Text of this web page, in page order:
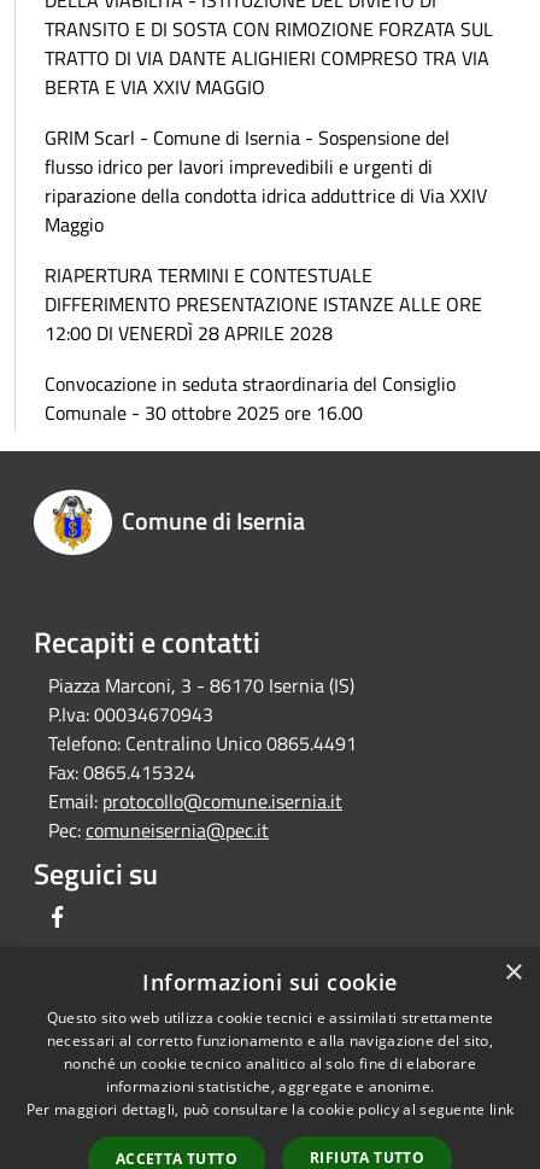
TRANSITO E DI SOSTA CON RIMOZIONE FORZATA SUL
TRATTO DI VIA DANTE ALIGHIERI COMPRESO TRA VIA
BERTA E VIA XXIV MAGGIO
GRIM Scarl - Comune di Isernia - Sospensione del
flusso idrico per lavori imprevedibili e urgenti di
riparazione della condotta idrica adduttrice di Via XXIV
Maggio
RIAPERTURA TERMINI E CONTESTUALE
DIFFERIMENTO PRESENTAZIONE ISTANZE ALLE ORE
12:00 DI VENERDÌ 28 APRILE 2028
Convocazione in seduta straordinaria del Consiglio
Comunale - 30 ottobre 2025 ore 16.00
Comune di Isernia
Recapiti e contatti
Piazza Marconi, 3 - 86170 Isernia (IS)
P.Iva:00034670943
Telefono: Centralino Unico 0865.4491
Fax:0865.415324
Email: protocollo@comune.isernia.it
Pec:comuneisernia@pec.it
Seguici su
RSS
Accessibilità
Cookie
Mappa del sito
Copyright © 2026 • Comune di
Isernia • Powered by
Municipium•Accesso
redazione
×
Informazioni sui cookie
Questo sito web utilizza cookie tecnici e assimilati strettamente
necessari al corretto funzionamento e alla navigazione del sito,
nonché un cookie tecnico analitico al solo fine di elaborare
informazioni statistiche, aggregate e anonime.
Per maggiori dettagli, può consultare la cookie policy al seguente link
ACCETTA TUTTO RIFIUTA TUTTO